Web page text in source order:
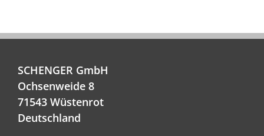
SCHENGER GmbH
Ochsenweide 8
71543 Wüstenrot
Deutschland